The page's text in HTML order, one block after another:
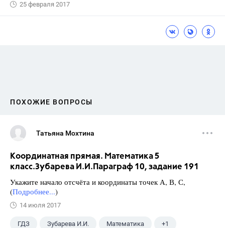
25 февраля 2017
ПОХОЖИЕ ВОПРОСЫ
Татьяна Мохтина
Координатная прямая. Математика 5
класс.Зубарева И.И.Параграф 10, задание 191
Укажите начало отсчёта и координаты точек А, В, С,
(Подробнее...)
14 июля 2017
ГДЗ Зубарева И.И. Математика +1